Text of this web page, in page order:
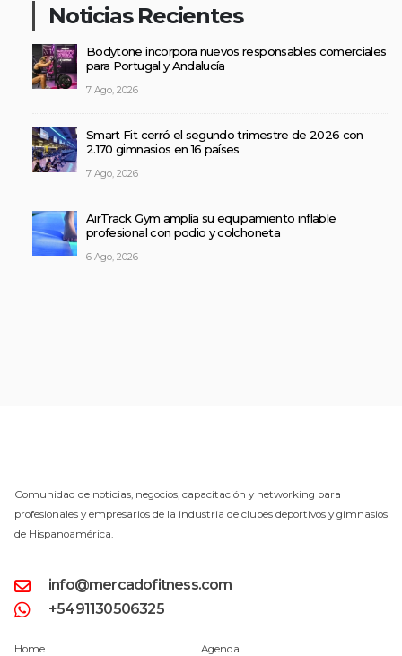
Noticias Recientes
Bodytone incorpora nuevos responsables comerciales
para Portugal y Andalucía
7 Ago, 2026
Smart Fit cerró el segundo trimestre de 2026 con
2.170 gimnasios en 16 países
7 Ago, 2026
AirTrack Gym amplía su equipamiento inflable
profesional con podio y colchoneta
6 Ago, 2026
Comunidad de noticias, negocios, capacitación y networking para
profesionales y empresarios de la industria de clubes deportivos y gimnasios
de Hispanoamérica.
info@mercadofitness.com
+5491130506325
Home Agenda